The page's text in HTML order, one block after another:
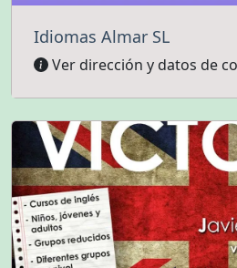
Idiomas Almar SL
Ver dirección y datos de